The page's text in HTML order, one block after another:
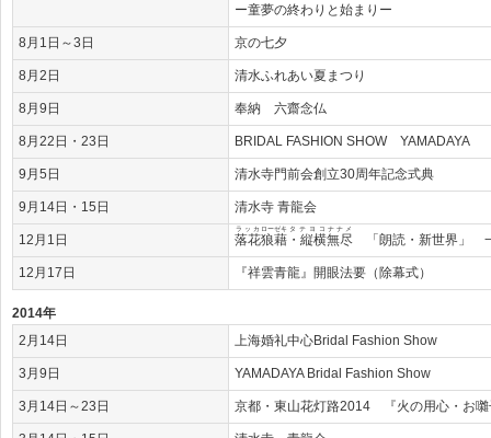
ー童夢の終わりと始まりー
8月1日～3日 京の七夕
8月2日 清水ふれあい夏まつり
8月9日 奉納 六齋念仏
8月22日・23日 BRIDAL FASHION SHOW YAMADAYA
9月5日 清水寺門前会創立30周年記念式典
9月14日・15日 清水寺 青龍会
12月1日 落花
ラッカ
狼藉
ローゼキ
・縦横
タテヨコ
無尽
ナナメ
「朗読・新世界」
12月17日 『祥雲青龍』開眼法要（除幕式）
2014年
2月14日
上海婚礼中心Bridal Fashion Show
3月9日 YAMADAYA Bridal Fashion Show
3月14日～23日 京都・東山花灯路2014 『火の用心・お囃